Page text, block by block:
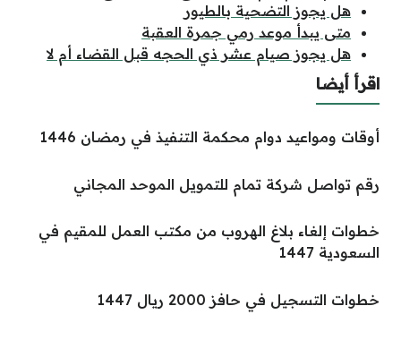
هل يجوز التضحية بالطيور
متى يبدأ موعد رمي جمرة العقبة
هل يجوز صيام عشر ذي الحجه قبل القضاء أم لا
اقرأ أيضا
أوقات ومواعيد دوام محكمة التنفيذ في رمضان 1446
رقم تواصل شركة تمام للتمويل الموحد المجاني
خطوات إلغاء بلاغ الهروب من مكتب العمل للمقيم في
السعودية 1447
خطوات التسجيل في حافز 2000 ريال 1447